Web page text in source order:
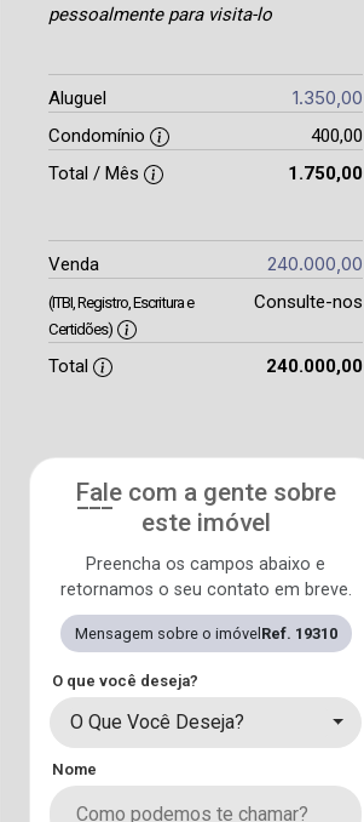
pessoalmente para visita-lo
Aluguel 1.350,00
Condomínio
400,00
Total / Mês
1.750,00
Venda 240.000,00
(ITBI, Registro, Escritura e
Certidões)
Consulte-nos
Total 240.000,00
Fale com a gente sobre
este imóvel
Preencha os campos abaixo e
retornamos o seu contato em breve.
Mensagem sobre o imóvel Ref. 19310
O que você deseja?
O Que Você Deseja?
Nome